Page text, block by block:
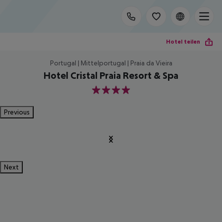
Hotel teilen
Portugal | Mittelportugal | Praia da Vieira
Hotel Cristal Praia Resort & Spa
4
Previous
Next